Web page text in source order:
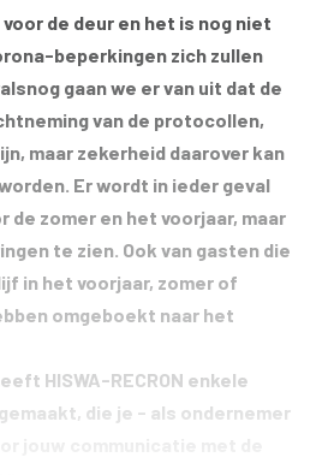
de deur en het is nog niet
beperkingen zich zullen
gaan we er van uit dat de
van de protocollen,
maar zekerheid daarover kan
Er wordt in ieder geval
de zomer en het voorjaar, maar
te zien. Ook van gasten die
in het voorjaar, zomer of
omgeboekt naar het
HISWA-RECRON enkele
die je - als ondernemer